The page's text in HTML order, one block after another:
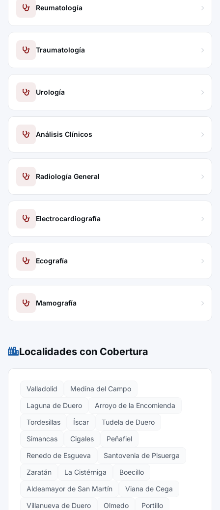
Reumatología
Traumatología
Urología
Análisis Clínicos
Radiología General
Electrocardiografía
Ecografía
Mamografía
Localidades con Cobertura
Valladolid
Medina del Campo
Laguna de Duero
Arroyo de la Encomienda
Tordesillas
Íscar
Tudela de Duero
Simancas
Cigales
Peñafiel
Renedo de Esgueva
Santovenia de Pisuerga
Zaratán
La Cistérniga
Boecillo
Aldeamayor de San Martín
Viana de Cega
Villanueva de Duero
Olmedo
Portillo